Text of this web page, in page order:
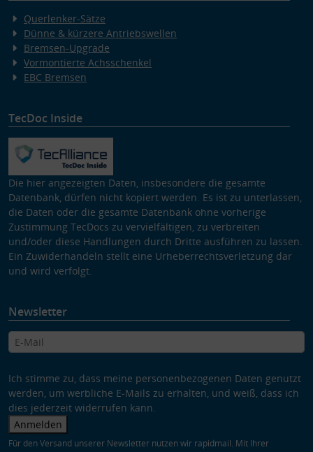
Querlenker-Sätze
Dünne & kürzere Antriebswellen
Bremsen-Upgrade
Vormontierte Achsschenkel
EBC Bremsen
TecDoc Inside
Die hier angezeigten Daten, insbesondere die gesamte
Datenbank, dürfen nicht kopiert werden. Es ist zu unterlassen,
die Daten oder die gesamte Datenbank ohne vorherige
Zustimmung TecDocs zu vervielfältigen, zu verbreiten
und/oder diese Handlungen durch Dritte ausführen zu lassen.
Ein Zuwiderhandeln stellt eine Urheberrechtsverletzung dar
und wird verfolgt.
Newsletter
Ich stimme zu, dass meine personenbezogenen Daten genutzt
werden, um werbliche E-Mails zu erhalten, und weiß, dass ich
dies jederzeit widerrufen kann.
Anmelden
Für den Versand unserer Newsletter nutzen wir rapidmail. Mit Ihrer